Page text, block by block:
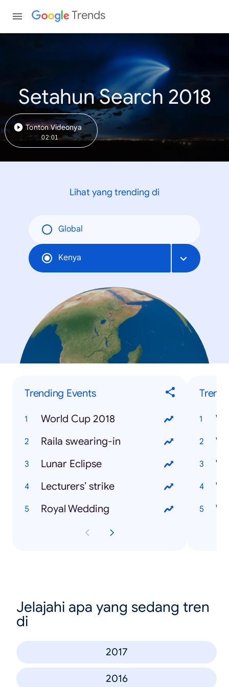
Trends
Setahun Search 2018
Tonton Videonya
02:01
Lihat yang trending di
Global
Kenya
Trending Events
World Cup 2018
Raila swearing-in
Lunar Eclipse
Lecturers’ strike
Royal Wedding
Jelajahi apa yang sedang tren
di
2017
2016